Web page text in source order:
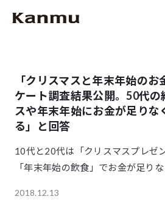
「クリスマスと年末年始のお
ケート調査結果公開。50代の
スや年末年始にお金が足りな
る」と回答
10代と20代は「クリスマスプレゼ
「年末年始の飲食」でお金が足り
2018.12.13